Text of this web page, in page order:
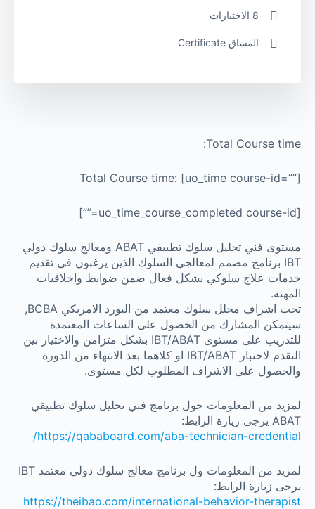
Total Course time:
Total Course time: [uo_time course-id=””]
[uo_time_course_completed course-id=””]
مستوى فني تحليل سلوك تطبيقي ABAT ومعالج سلوك دولي
IBT برنامج مصمم لمعالجي السلوك الذين يرغبون في تقديم
خدمات علاج سلوكي بشكل فعال ضمن ضوابط واخلاقيات
المهنة.
تحت اشراف محلل سلوك معتمد من البورد الامريكي BCBA,
سيتمكن المشارك من الحصول على الساعات المعتمدة
للتدريب على مستوى IBT/ABAT بشكل متزامن والاختيار بين
التقدم لاختبار IBT/ABAT او كلاهما بعد الانتهاء من الدورة
والحصول على الاشراف المطلوب لكل مستوى.
لمزيد من المعلومات حول برنامج فني تحليل سلوك تطبيقي
ABAT يرجى زيارة الرابط:
https://qababoard.com/aba-technician-credential/
لمزيد من المعلومات ول برنامج معالج سلوك دولي معتمد IBT
يرجى زيارة الرابط:
https://theibao.com/international-behavior-therapist
8 الاختبارات
المساق Certificate